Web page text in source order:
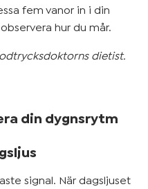
fem vanor in i din
hur du mår.
dietist.
din dygnsrytm
signal. När dagsljuset